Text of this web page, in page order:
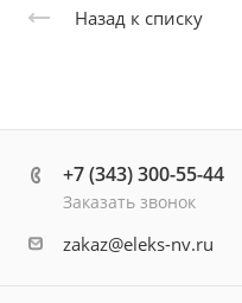
Назад к списку
+7 (343) 300-55-44
Заказать звонок
zakaz@eleks-nv.ru